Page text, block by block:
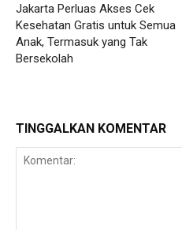
Jakarta Perluas Akses Cek
Kesehatan Gratis untuk Semua
Anak, Termasuk yang Tak
Bersekolah
TINGGALKAN KOMENTAR